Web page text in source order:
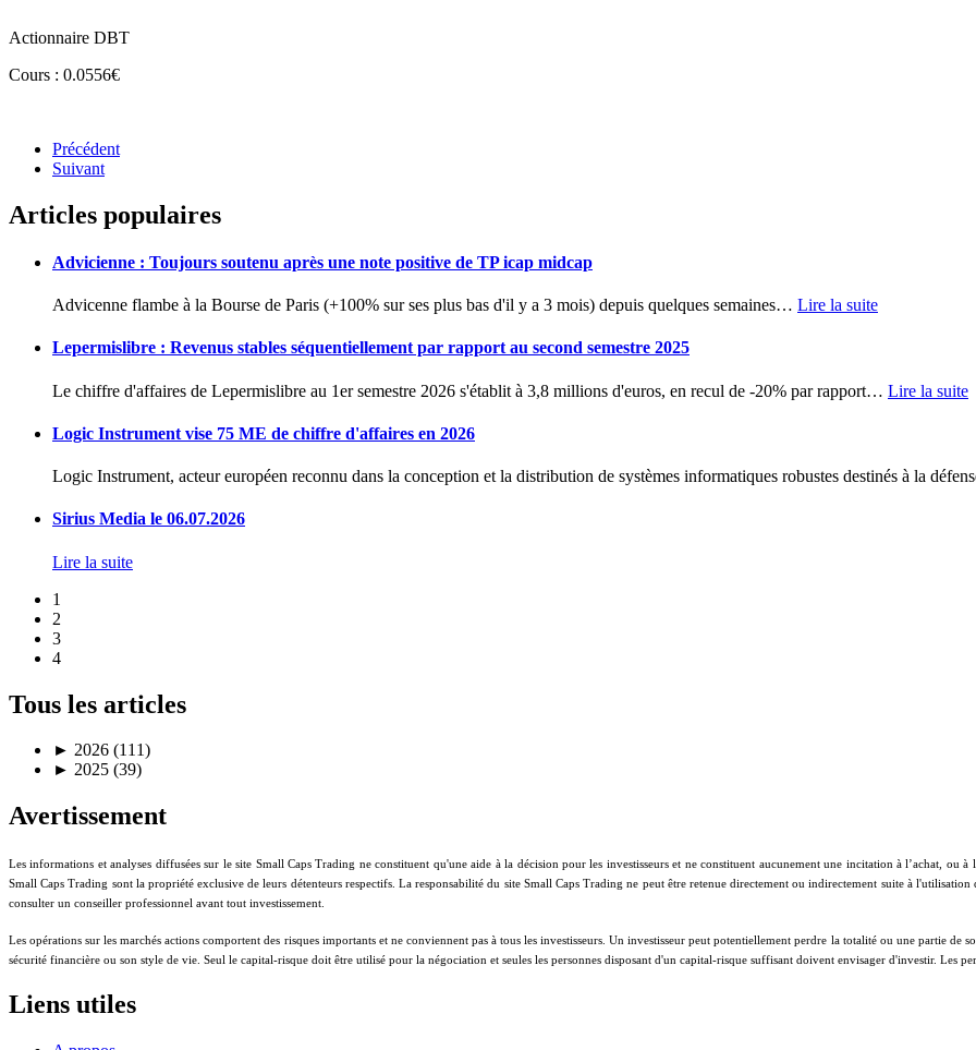
Actionnaire DBT
Cours : 0.0556€
Précédent
Suivant
Articles populaires
Advicienne : Toujours soutenu après une note positive de TP icap midcap
Advicenne flambe à la Bourse de Paris (+100% sur ses plus bas d'il y a 3 mois) depuis quelques semaines… Lire la suite
Lepermislibre : Revenus stables séquentiellement par rapport au second semestre 2025
Le chiffre d'affaires de Lepermislibre au 1er semestre 2026 s'établit à 3,8 millions d'euros, en recul de -20% par rapport… Lire la suite
Logic Instrument vise 75 ME de chiffre d'affaires en 2026
Logic Instrument, acteur européen reconnu dans la conception et la distribution de systèmes informatiques robustes destinés à la
Sirius Media le 06.07.2026
Lire la suite
1
2
3
4
Tous les articles
► 2026 (111)
► 2025 (39)
Avertissement
Les informations et analyses diffusées sur le site Small Caps Trading ne constituent qu'une aide à la décision pour les investisseurs et ne constituent aucunement une incitation à l’achat, ou
Small Caps Trading sont la propriété exclusive de leurs détenteurs respectifs. La responsabilité du site Small Caps Trading ne peut être retenue directement ou indirectement suite à
consulter un conseiller professionnel avant tout investissement.
Les opérations sur les marchés actions comportent des risques importants et ne conviennent pas à tous les investisseurs. Un investisseur peut potentiellement perdre la totalité ou une partie
sécurité financière ou son style de vie. Seul le capital-risque doit être utilisé pour la négociation et seules les personnes disposant d'un capital-risque suffisant doivent envisager d'investir. Les
Liens utiles